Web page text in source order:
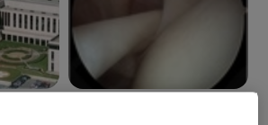
de Milan, Italia (2004)
Endoscópica (Artroscopia) de la
de Barcelona